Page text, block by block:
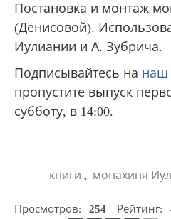
Постановка и монтаж
(Денисовой).
Иулиании и А. Зубрича.
Подписывайтесь на наш
пропустите выпуск
субботу, в 14:00.
книги , монахиня
Просмотров: 254 Рейтинг: